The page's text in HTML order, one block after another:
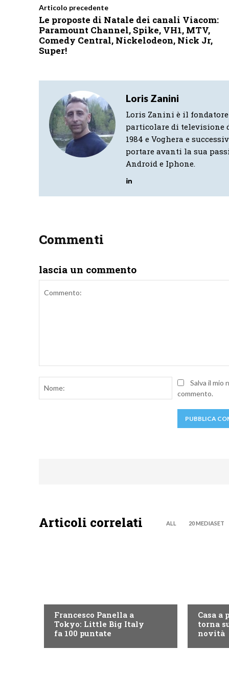
Articolo precedente
Le proposte di Natale dei canali Viacom:
Paramount Channel, Spike, VH1, MTV,
Comedy Central, Nickelodeon, Nick Jr,
Super!
Loris Zanini
Loris Zanini è il
particolare di televisione
1984 e Voghera e
portare avanti la sua
Android e Iphone.
Commenti
lascia un commento
Nome:Salva il mio
commento.
Articoli correlati ALL 20 MEDIASET
Francesco Panella a
Tokyo: Little Big Italy
fa 100 puntate
Casa a
torna
novità